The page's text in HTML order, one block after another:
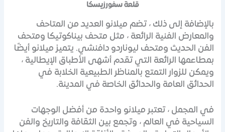
قلعة سفورزيسكا
بالإضافة إلى ذلك ، تضم ميلانو العديد من المتاحف
والمعارض الفنية الرائعة ، مثل متحف بيناكوتيكا ومتحف
الفن الحديث ومتحف ليوناردو دافنشي. يتميز ميلانو أيضًا
بمطاعمها الرائعة التي تقدم أشهى الأطباق الإيطالية ،
ويمكن للزوار التمتع بالمناظر الطبيعية الخلابة في
الحدائق العامة والحدائق الخاصة في المدينة.
في المجمل ، تعتبر ميلانو واحدة من أفضل الوجهات
السياحية في العالم ، وتجمع بين الثقافة والتاريخ والفن